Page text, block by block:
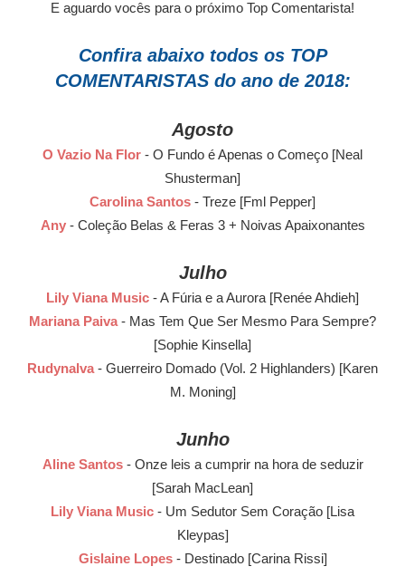
E aguardo vocês para o próximo Top Comentarista!
Confira abaixo todos os TOP
COMENTARISTAS do ano de 2018:
Agosto
O Vazio Na Flor - O Fundo é Apenas o Começo [Neal
Shusterman]
Carolina Santos - Treze [Fml Pepper]
Any - Coleção Belas & Feras 3 + Noivas Apaixonantes
Julho
Lily Viana Music - A Fúria e a Aurora [Renée Ahdieh]
Mariana Paiva- Mas Tem Que Ser Mesmo Para Sempre?
[Sophie Kinsella]
Rudynalva- Guerreiro Domado (Vol. 2 Highlanders) [Karen
M. Moning]
Junho
Aline Santos - Onze leis a cumprir na hora de seduzir
[Sarah MacLean]
Lily Viana Music - Um Sedutor Sem Coração [Lisa
Kleypas]
Gislaine Lopes - Destinado [Carina Rissi]